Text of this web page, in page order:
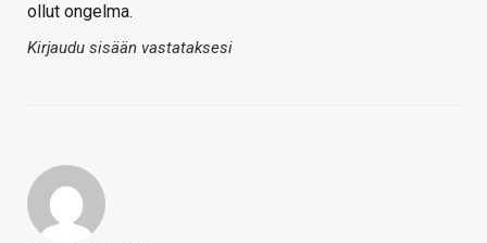
ollut ongelma.
Kirjaudu sisään vastataksesi